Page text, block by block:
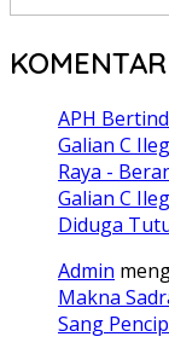
KOMENTAR
APH
Galian C
Raya -
Galian C
Diduga
Admin
Makna
Sang